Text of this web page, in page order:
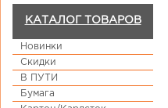
КАТАЛОГ ТОВАРОВ
Новинки
Скидки
В ПУТИ
Бумага